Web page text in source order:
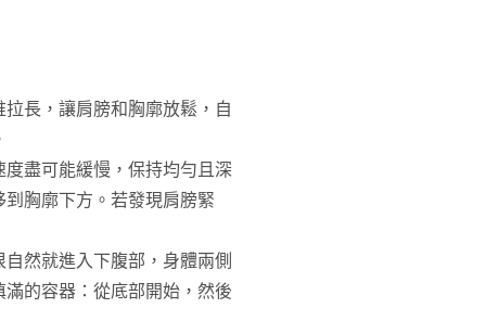
長，讓肩膀和胸廓放鬆，自
盡可能緩慢，保持均勻且深
胸廓下方。若發現肩膀緊
然就進入下腹部，身體兩側
的容器：從底部開始，然後